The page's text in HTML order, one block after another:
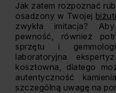
Jak zatem rozpoznać
osadzony w Twojej
zwykła imitacja?
pewność, również
sprzętu i
laboratoryjna
kosztowna, dlatego
autentyczność
szczególną uwagę na